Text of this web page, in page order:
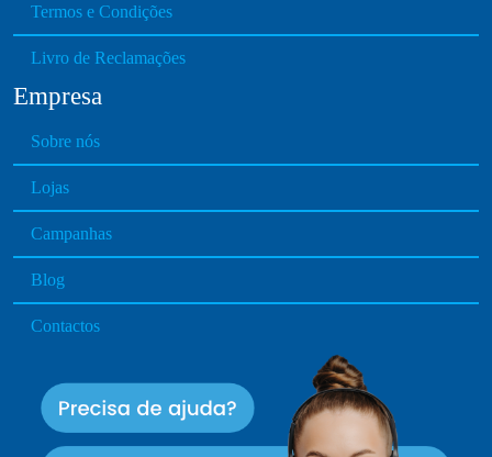
Termos e Condições
Livro de Reclamações
Empresa
Sobre nós
Lojas
Campanhas
Blog
Contactos